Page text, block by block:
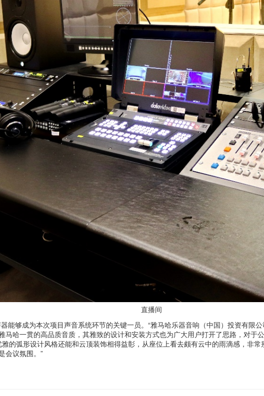
直播间
能够成为本次项目声音系统环节的关键一员。“雅马哈乐器音响（中国）投资有限
马哈一贯的高品质音质，其雅致的设计和安装方式也为广大用户打开了思路，对于
的弧形设计风格还能和云顶装饰相得益彰，从座位上看去颇有云中的雨滴感，非
会议氛围。”